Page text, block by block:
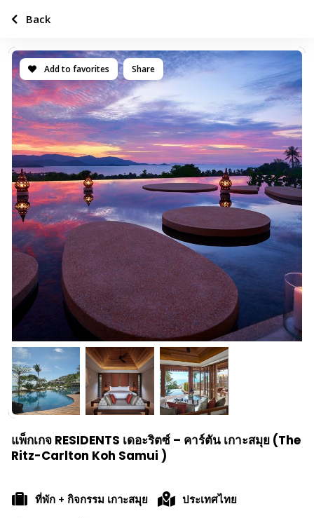
Add to favorites Share
แพ็กเกจ RESIDENTS เดอะริตซ์ – คาร์ตัน เกาะสมุย (The
Ritz-Carlton Koh Samui )
ที่พัก + กิจกรรม เกาะสมุย ประเทศไทย
Back